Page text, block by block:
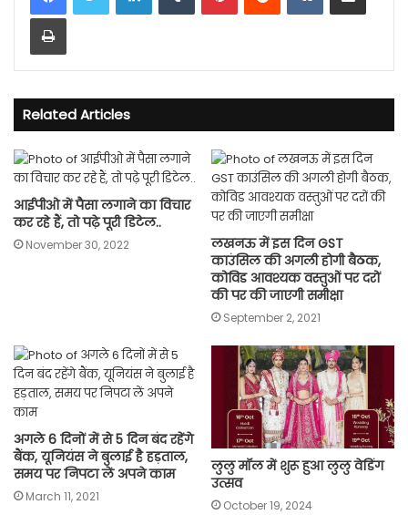
Print
Related Articles
आईपीओ में पैसा लगाने का विचार
कर रहे हैं, तो पढ़े पूरी डिटेल..
November 30, 2022
लखनऊ में इस दिन GST
काउंसिल की अगली होगी बैठक,
कोविड आवश्यक वस्तुओं पर दरों
की पर की जाएगी समीक्षा
September 2, 2021
अगले 6 दिनों में से 5 दिन बंद रहेंगे
बैंक, यूनियंस ने बुलाई है हड़ताल,
समय पर निपटा लें अपने काम
March 11, 2021
लुलु मॉल में शुरू हुआ लुलु वेडिंग
उत्सव
October 19, 2024